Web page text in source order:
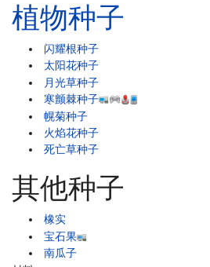
植物种子
闪耀根种子
太阳花种子
月光草种子
寒颤棘种子
幌菊种子
火焰花种子
死亡草种子
其他种子
橡实
宝石果
南瓜子